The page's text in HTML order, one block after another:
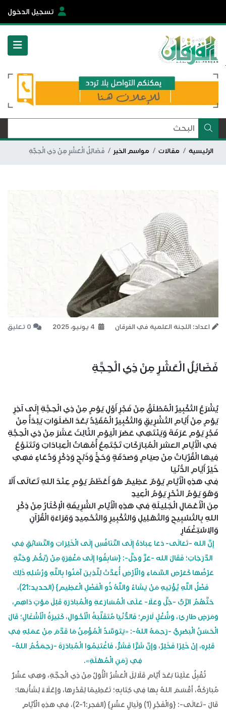
تسجيل الدخول
الرئيسية مقالات مواسم الخير فَضَائِلُ الْعَشْرِ مِنْ ذِي الْحِجَّةِ
اعداد: اللجنة العلمية في الفرقان 0 تعليق
فَضَائِلُ الْعَشْرِ مِنْ ذِي الْحِجَّةِ
يُشْرَعُ التَّكْبِيرُ الْمُطْلَقُ مِنْ فَجْرِ أَوَّلِ يَوْمٍ مِنْ ذِي الْحِجَّةِ إِلَى آخِرِ
يَوْمٍ مِنْ أَيَّامِ التَّشْرِيقِ وَالتَّكْبِيرُ الْمُقَيَّدُ بَعْدَ الصَّلَوَاتِ يَبْدَأُ مِنْ
فَجْرِ يَوْمِ عَرَفَةَ وَيَنْتَهِي عَصْرَ الْيَوْمِ الثَّالِثَ عَشَرَ مِنْ ذِي الْحِجَّةِ
فِي الْأَيَّامِ العشر الْمُبَارَكَاتِ تَجْتَمِعُ أُمَّهَاتُ الْعِبَادَاتِ وَتَتَنَوَّعُ
فِيهَا الْقُرُبَاتُ مِنْ صِيَامٍ وَصَدَقَةٍ وَحَجٍّ وَذَبْحٍ وَذِكْرٍ وَدُعَاءٍ فهِيَ
خَيْرُ أَيَّامِ الدُّنْيَا
فِي هَذِهِ الْأَيَّامِ يَوْمٌ عَظِيمٌ هُوَ أَعْظَمُ يَوْمٍ عِنْدَ اللهِ تَعَالَى أَلَا
وَهُوَ يَوْمُ النَّحْرِ يَوْمُ الْعِيدِ
مِنَ الْأَعْمَالِ الْجَلِيلَةِ فِي هَذِهِ الْأَيَّامِ الشَّرِيفَةِ الْإكْثَارُ مِنْ ذِكْرِ
اللهِ بِالتَّسْبِيحِ وَالتَّهْلِيلِ وَالتَّكْبِيرِ وَالتَّحْمِيدِ وَقِرَاءَةِ الْقُرْآنِ
وَالاِسْتِغْفَارِ
إِنَّ اللهَ -تَعَالَى- دَعَا عِبَادَهُ إِلَى التَّنَافُسِ إِلَى الْخَيْرَاتِ وَالتَّسَابُقِ فِي
الدَّرَجَاتِ؛ فَقَالَ الله -عَزَّ وَجَلَّ-: {سَابِقُوا إِلَى مَغْفِرَةٍ مِنْ رَبِّكُمْ وَجَنَّةٍ
عَرْضُهَا كَعَرْضِ السَّمَاءِ وَالْأَرْضِ أُعِدَّتْ لِلَّذِينَ آمَنُوا بِاللَّهِ وَرُسُلِهِ ذَلِكَ
فَضْلُ اللَّهِ يُؤْتِيهِ مَنْ يَشَاءُ وَاللَّهُ ذُو الْفَضْلِ الْعَظِيمِ} (الحديد:21)،
حَثَّهُمُ الرَّبُّ -جَلَّ وَعَلَا- عَلَى الْمُسَارَعَةِ وَالْمُبَادَرَةِ قَبْلَ مَوْتٍ دَاهِمٍ،
وَمَرَضٍ طَارِئٍ، وَشُغْلٍ لَازِمٍ؛ فَالدُّنْيَا مُتَقَلِّبَةُ الْأَحْوَالِ، كَثِيرَةُ الْأَشْغَالِ؛ قَالَ
الْحَسَنُ الْبَصْرِيُّ -رَحِمَهُ اللهُ-: «يَتَوَسَّدُ الْمُؤْمِنُ مَا قَدَّمَ مِنْ عَمَلِهِ فِي
قَبْرِهِ، إِنْ خَيْرًا فَخَيْرٌ، وَإِنَّ شَرًّا فَشَرٌّ، فَاغْتَنِمُوا الْمُبَادَرَةَ -رَحِمَكُمُ اللهُ-
فِي زَمَنِ الْمُهْلَةِ».
تُقْبِلُ عَلَيْنَا بَعْدَ أَيَّامٍ قَلَائِلَ الْعَشْرُ الْأُوَلُ مِنْ ذِي الْحِجَّةِ، وَهِيَ عَشْرٌ
مُبَارَكَةٌ، أَقْسَمَ اللهُ بِهَا فِي كِتَابِهِ؛ تَعْظِيمًا لِقَدْرِهَا، وَإِعْلَاءً لِشَأْنِهَا؛
قَالَ -تَعَالَى-: {وَالْفَجْرِ (1) وَلَيَالٍ عَشْرٍ} (الفجر:1-2)، فِي هَذِهِ الْأَيَّامِ